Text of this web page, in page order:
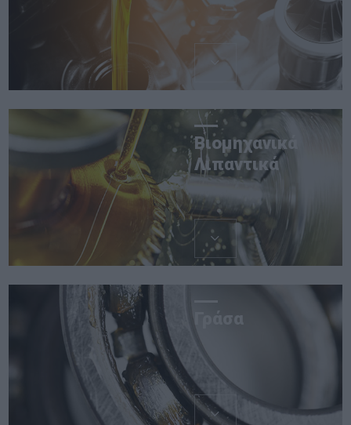
Βιομηχανικά
Λιπαντικά
Γράσα